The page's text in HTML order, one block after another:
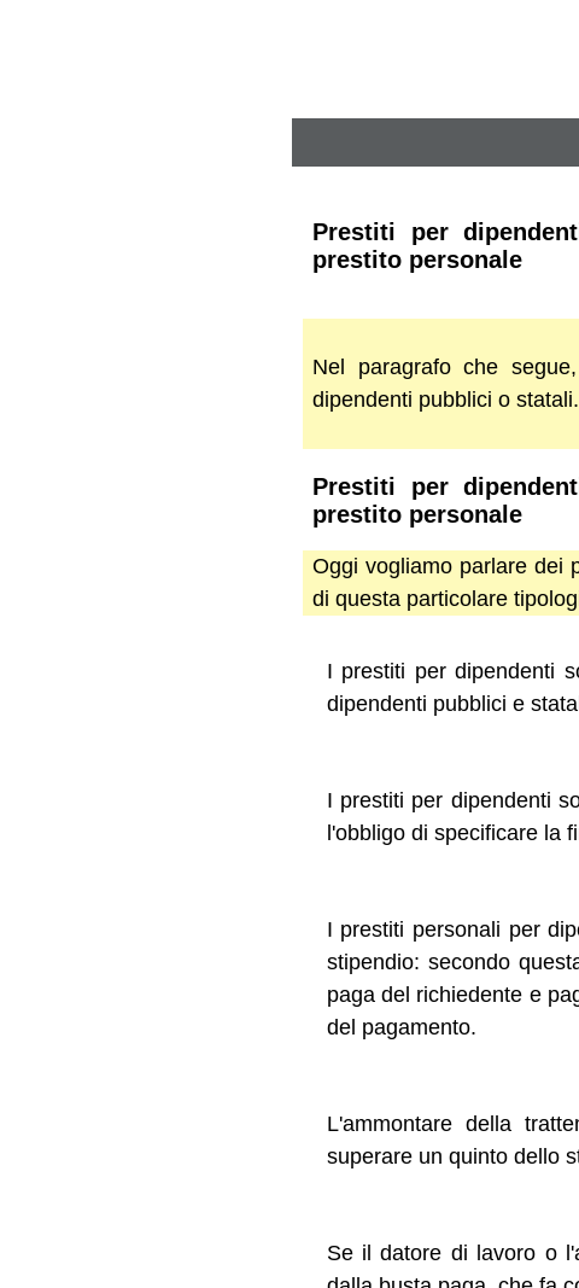
Prestiti per
prestito personale
Nel paragrafo che
dipendenti pubblici o statali.
Prestiti per
prestito personale
Oggi vogliamo parlare dei
di questa particolare
I prestiti per dipendenti
dipendenti pubblici e
I prestiti per dipendenti
l'obbligo di specificare la
I prestiti personali per
stipendio: secondo
paga del richiedente e
del pagamento.
L'ammontare della
superare un quinto dello
Se il datore di lavoro o